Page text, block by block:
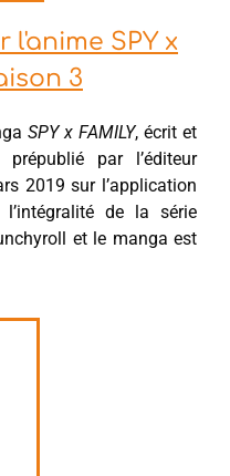
l'anime SPY x
3
SPY x FAMILY, écrit et
prépublié par l’éditeur
2019 sur l’application
de la série
et le manga est